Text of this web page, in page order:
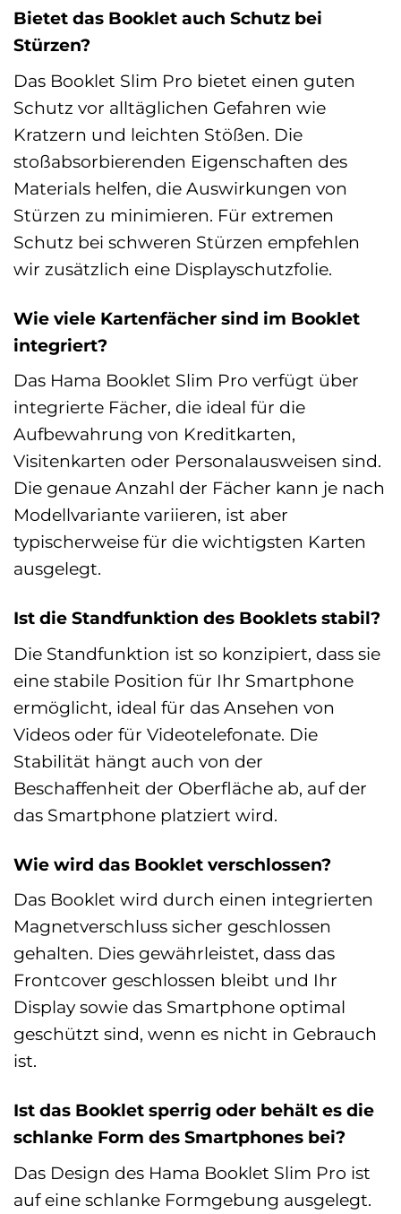
Bietet das Booklet auch Schutz bei
Stürzen?
Das Booklet Slim Pro bietet einen guten
Schutz vor alltäglichen Gefahren wie
Kratzern und leichten Stößen. Die
stoßabsorbierenden Eigenschaften des
Materials helfen, die Auswirkungen von
Stürzen zu minimieren. Für extremen
Schutz bei schweren Stürzen empfehlen
wir zusätzlich eine Displayschutzfolie.
Wie viele Kartenfächer sind im Booklet
integriert?
Das Hama Booklet Slim Pro verfügt über
integrierte Fächer, die ideal für die
Aufbewahrung von Kreditkarten,
Visitenkarten oder Personalausweisen sind.
Die genaue Anzahl der Fächer kann je nach
Modellvariante variieren, ist aber
typischerweise für die wichtigsten Karten
ausgelegt.
Ist die Standfunktion des Booklets stabil?
Die Standfunktion ist so konzipiert, dass sie
eine stabile Position für Ihr Smartphone
ermöglicht, ideal für das Ansehen von
Videos oder für Videotelefonate. Die
Stabilität hängt auch von der
Beschaffenheit der Oberfläche ab, auf der
das Smartphone platziert wird.
Wie wird das Booklet verschlossen?
Das Booklet wird durch einen integrierten
Magnetverschluss sicher geschlossen
gehalten. Dies gewährleistet, dass das
Frontcover geschlossen bleibt und Ihr
Display sowie das Smartphone optimal
geschützt sind, wenn es nicht in Gebrauch
ist.
Ist das Booklet sperrig oder behält es die
schlanke Form des Smartphones bei?
Das Design des Hama Booklet Slim Pro ist
auf eine schlanke Formgebung ausgelegt.